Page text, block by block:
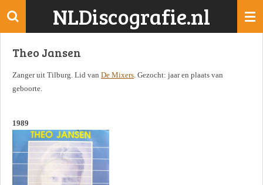
Ga
de
NLDiscografie.nl
Theo Jansen
Zanger uit Tilburg. Lid van De Mixers. Gezocht: jaar en plaats van
geboorte.
1989